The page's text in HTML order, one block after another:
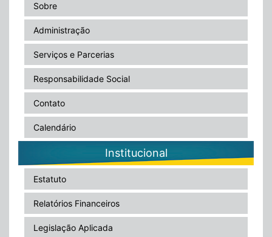
Sobre
Administração
Serviços e Parcerias
Responsabilidade Social
Contato
Calendário
Institucional
Estatuto
Relatórios Financeiros
Legislação Aplicada